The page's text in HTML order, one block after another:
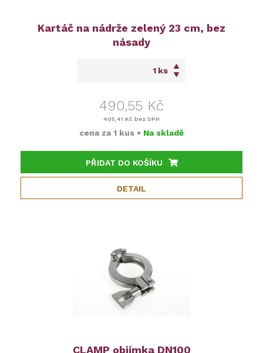
Kartáč na nádrže zelený 23 cm, bez
násady
ks
490,55 Kč
405,41 Kč bez DPH
cena za 1 kus • Na skladě
PŘIDAT DO KOŠÍKU
DETAIL
CLAMP objímka DN100